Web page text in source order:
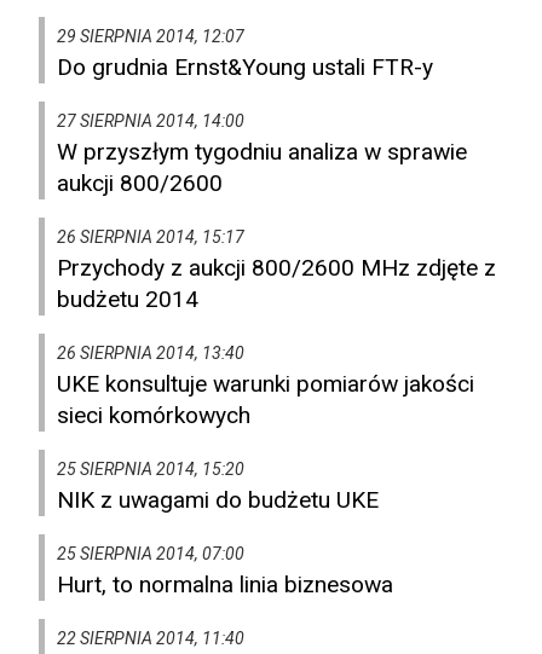
29 SIERPNIA 2014, 12:07
Do grudnia Ernst&Young ustali FTR-y
27 SIERPNIA 2014, 14:00
W przyszłym tygodniu analiza w sprawie
aukcji 800/2600
26 SIERPNIA 2014, 15:17
Przychody z aukcji 800/2600 MHz zdjęte z
budżetu 2014
26 SIERPNIA 2014, 13:40
UKE konsultuje warunki pomiarów jakości
sieci komórkowych
25 SIERPNIA 2014, 15:20
NIK z uwagami do budżetu UKE
25 SIERPNIA 2014, 07:00
Hurt, to normalna linia biznesowa
22 SIERPNIA 2014, 11:40